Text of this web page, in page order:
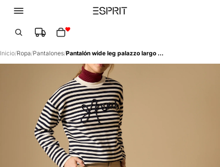
Inicio/Ropa/Pantalones/ Pantalón wide leg palazzo largo tobillero - Beige